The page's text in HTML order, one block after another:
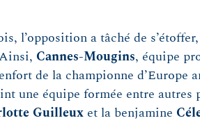
l’opposition a tâché de
Cannes-Mougins, équipe
de la championne d’Europe
une équipe formée entre autres
Guilleux et la benjamine